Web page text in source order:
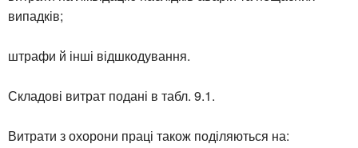
випадків;
штрафи й інші відшкодування.
Складові витрат подані в табл. 9.1.
Витрати з охорони праці також поділяються на: